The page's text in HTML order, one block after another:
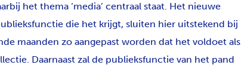
het thema ‘media’ centraal staat. Het nieuwe
die het krijgt, sluiten hier uitstekend bij
maanden zo aangepast worden dat het voldoet als
Daarnaast zal de publieksfunctie van het pand